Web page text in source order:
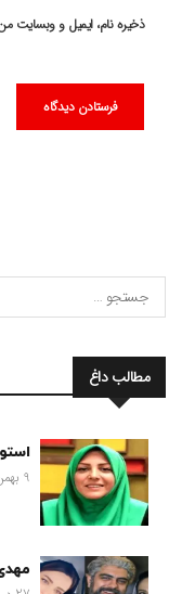
ذخیره نام، ایمیل و وبسایت
مطالب داغ
9 بهمن, 1403